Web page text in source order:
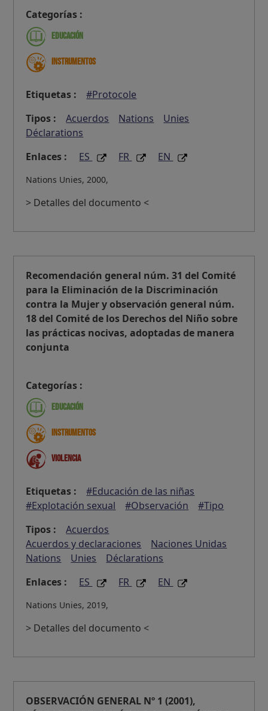
Categorías :
Educación
Instrumentos
Etiquetas :
#Protocole
Tipos :
Acuerdos Nations
Unies
Déclarations
Enlaces :
ES FR EN
Nations Unies, 2000,
> Detalles del documento <
Recomendación general núm. 31 del Comité
para la Eliminación de la Discriminación
contra la Mujer y observación general núm.
18 del Comité de los Derechos del Niño sobre
las prácticas nocivas, adoptadas de manera
conjunta
Categorías :
Educación
Instrumentos
Violencia
Etiquetas :
#Educación de las niñas
#Explotación sexual
#Observación
#Tipo
Tipos :
Acuerdos
Acuerdos y declaraciones
Naciones Unidas
Nations
Unies
Déclarations
Enlaces :
ES FR EN
Nations Unies, 2019,
> Detalles del documento <
OBSERVACIÓN GENERAL Nº 1 (2001),